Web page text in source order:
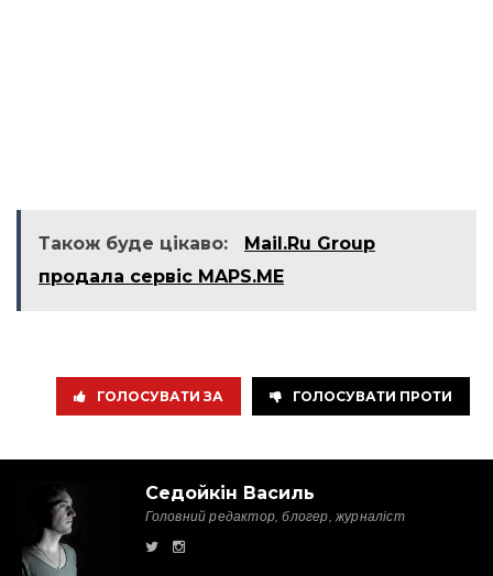
Також буде цікаво:
Mail.Ru Group
продала сервіс MAPS.ME
ГОЛОСУВАТИ ЗА ГОЛОСУВАТИ ПРОТИ
Седойкін Василь
Головний редактор, блогер, журналіст